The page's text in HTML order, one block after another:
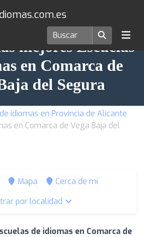
mejores Escuelas
en Comarca de
del Segura
idiomas en Provincia de Alicante
en Comarca de Vega Baja del
Mapa
Cerca de mí
por localidad
de idiomas en Comarca de